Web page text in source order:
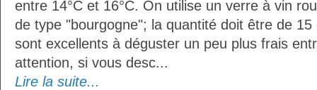
entre 14°C et 16°C. On utilise un verre à vin
de type "bourgogne"; la quantité doit être de
sont excellents à déguster un peu plus frais
attention, si vous desc...
Lire la suite...